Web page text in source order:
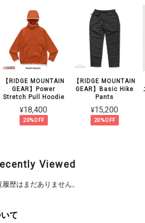
【RIDGE MOUNTAIN
GEAR】Power
Stretch Pull Hoodie
¥18,400
20%OFF
【RIDGE MOUNTAIN
GEAR】Basic Hike
Pants
¥15,200
20%OFF
Viewed
履歴はまだありません。
て